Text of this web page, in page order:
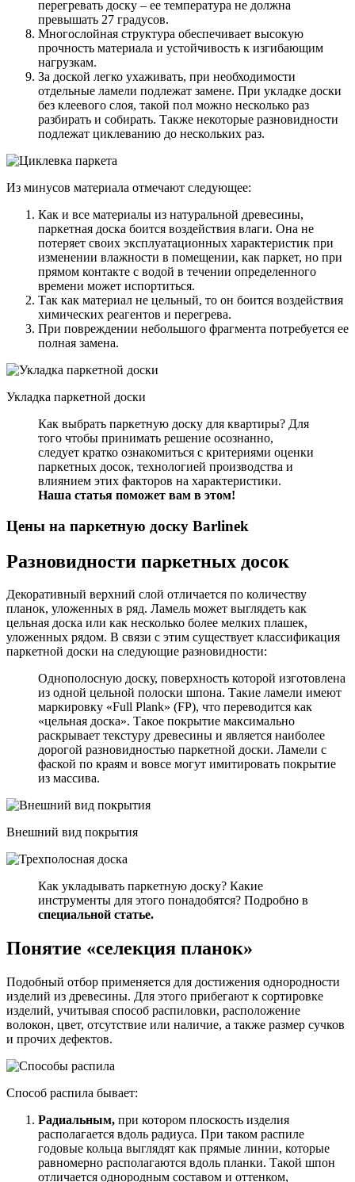
перегревать доску – ее температура не должна
превышать 27 градусов.
Многослойная структура обеспечивает высокую
прочность материала и устойчивость к изгибающим
нагрузкам.
За доской легко ухаживать, при необходимости
отдельные ламели подлежат замене. При укладке доски
без клеевого слоя, такой пол можно несколько раз
разбирать и собирать. Также некоторые разновидности
подлежат циклеванию до нескольких раз.
Из минусов материала отмечают следующее:
Как и все материалы из натуральной древесины,
паркетная доска боится воздействия влаги. Она не
потеряет своих эксплуатационных характеристик при
изменении влажности в помещении, как паркет, но при
прямом контакте с водой в течении определенного
времени может испортиться.
Так как материал не цельный, то он боится воздействия
химических реагентов и перегрева.
При повреждении небольшого фрагмента потребуется ее
полная замена.
Укладка паркетной доски
Как выбрать паркетную доску для квартиры? Для
того чтобы принимать решение осознанно,
следует кратко ознакомиться с критериями оценки
паркетных досок, технологией производства и
влиянием этих факторов на характеристики.
Наша статья поможет вам в этом!
Цены на паркетную доску Barlinek
Разновидности паркетных досок
Декоративный верхний слой отличается по количеству
планок, уложенных в ряд. Ламель может выглядеть как
цельная доска или как несколько более мелких плашек,
уложенных рядом. В связи с этим существует классификация
паркетной доски на следующие разновидности:
Однополосную доску, поверхность которой изготовлена
из одной цельной полоски шпона. Такие ламели имеют
маркировку «Full Plank» (FP), что переводится как
«цельная доска». Такое покрытие максимально
раскрывает текстуру древесины и является наиболее
дорогой разновидностью паркетной доски. Ламели с
фаской по краям и вовсе могут имитировать покрытие
из массива.
Внешний вид покрытия
Как укладывать паркетную доску? Какие
инструменты для этого понадобятся? Подробно в
специальной статье.
Понятие «селекция планок»
Подобный отбор применяется для достижения однородности
изделий из древесины. Для этого прибегают к сортировке
изделий, учитывая способ распиловки, расположение
волокон, цвет, отсутствие или наличие, а также размер сучков
и прочих дефектов.
Способ распила бывает:
Радиальным, при котором плоскость изделия
располагается вдоль радиуса. При таком распиле
годовые кольца выглядят как прямые линии, которые
равномерно располагаются вдоль планки. Такой шпон
отличается однородным составом и оттенком,